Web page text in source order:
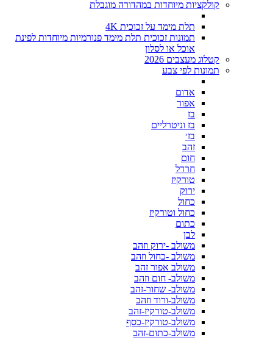
קולקציות מיוחדות במהדורה מוגבלת
תלת מימד על זכוכית 4K
תמונות זכוכית תלת מימד פנורמיות מיוחדות לפינת
אוכל או לסלון
קטלוג מעצבים 2026
תמונות לפי צבע
אדום
אפור
בז
בז וניטרליים
בז׳
זהב
חום
חרדל
טורקיז
ירוק
כחול
כחול וטורקיז
כתום
לבן
משולב -ירוק וזהב
משולב -כחול וזהב
משולב אפור זהב
משולב- חום וזהב
משולב- שחור-זהב
משולב-ורוד וזהב
משולב-טורקיז-זהב
משולב-טורקיז-כסף
משולב-כתום-זהב